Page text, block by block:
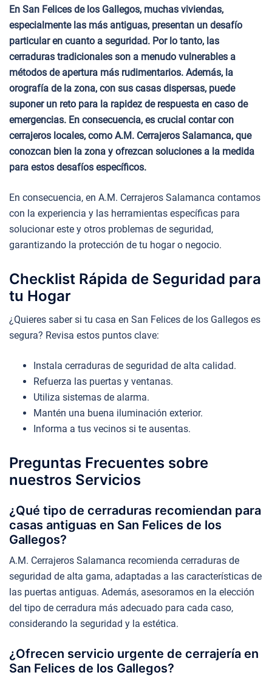
En San Felices de los Gallegos, muchas viviendas,
especialmente las más antiguas, presentan un desafío
particular en cuanto a seguridad. Por lo tanto, las
cerraduras tradicionales son a menudo vulnerables a
métodos de apertura más rudimentarios. Además, la
orografía de la zona, con sus casas dispersas, puede
suponer un reto para la rapidez de respuesta en caso de
emergencias. En consecuencia, es crucial contar con
cerrajeros locales, como A.M. Cerrajeros Salamanca, que
conozcan bien la zona y ofrezcan soluciones a la medida
para estos desafíos específicos.
En consecuencia, en A.M. Cerrajeros Salamanca contamos
con la experiencia y las herramientas específicas para
solucionar este y otros problemas de seguridad,
garantizando la protección de tu hogar o negocio.
Checklist Rápida de Seguridad para
tu Hogar
¿Quieres saber si tu casa en San Felices de los Gallegos es
segura? Revisa estos puntos clave:
Instala cerraduras de seguridad de alta calidad.
Refuerza las puertas y ventanas.
Utiliza sistemas de alarma.
Mantén una buena iluminación exterior.
Informa a tus vecinos si te ausentas.
Preguntas Frecuentes sobre
nuestros Servicios
¿Qué tipo de cerraduras recomiendan para
casas antiguas en San Felices de los
Gallegos?
A.M. Cerrajeros Salamanca recomienda cerraduras de
seguridad de alta gama, adaptadas a las características de
las puertas antiguas. Además, asesoramos en la elección
del tipo de cerradura más adecuado para cada caso,
considerando la seguridad y la estética.
¿Ofrecen servicio urgente de cerrajería en
San Felices de los Gallegos?